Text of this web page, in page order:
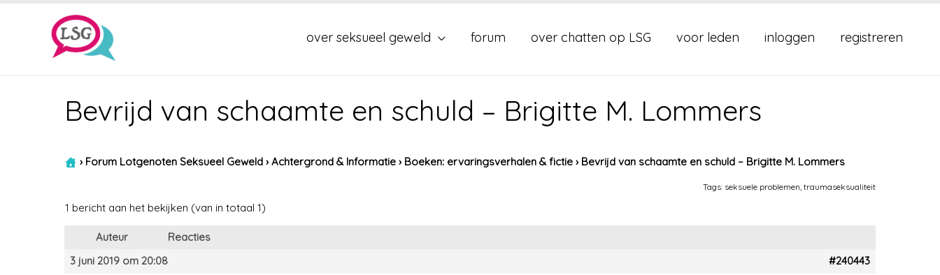
over seksueel geweld forum over chatten op LSG voor leden inloggen registreren
Bevrijd van schaamte en schuld – Brigitte M. Lommers
› Forum Lotgenoten Seksueel Geweld › Achtergrond & Informatie › Boeken: ervaringsverhalen & fictie › Bevrijd van schaamte en schuld – Brigitte M. Lommers
Tags: seksuele problemen, traumaseksualiteit
1 bericht aan het bekijken (van in totaal 1)
Auteur
Reacties
3 juni 2019 om 20:08
#240443